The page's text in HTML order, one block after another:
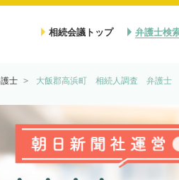
相続会議トップ 弁護士検
士 大飯郡高浜町 相続人調査 弁護士